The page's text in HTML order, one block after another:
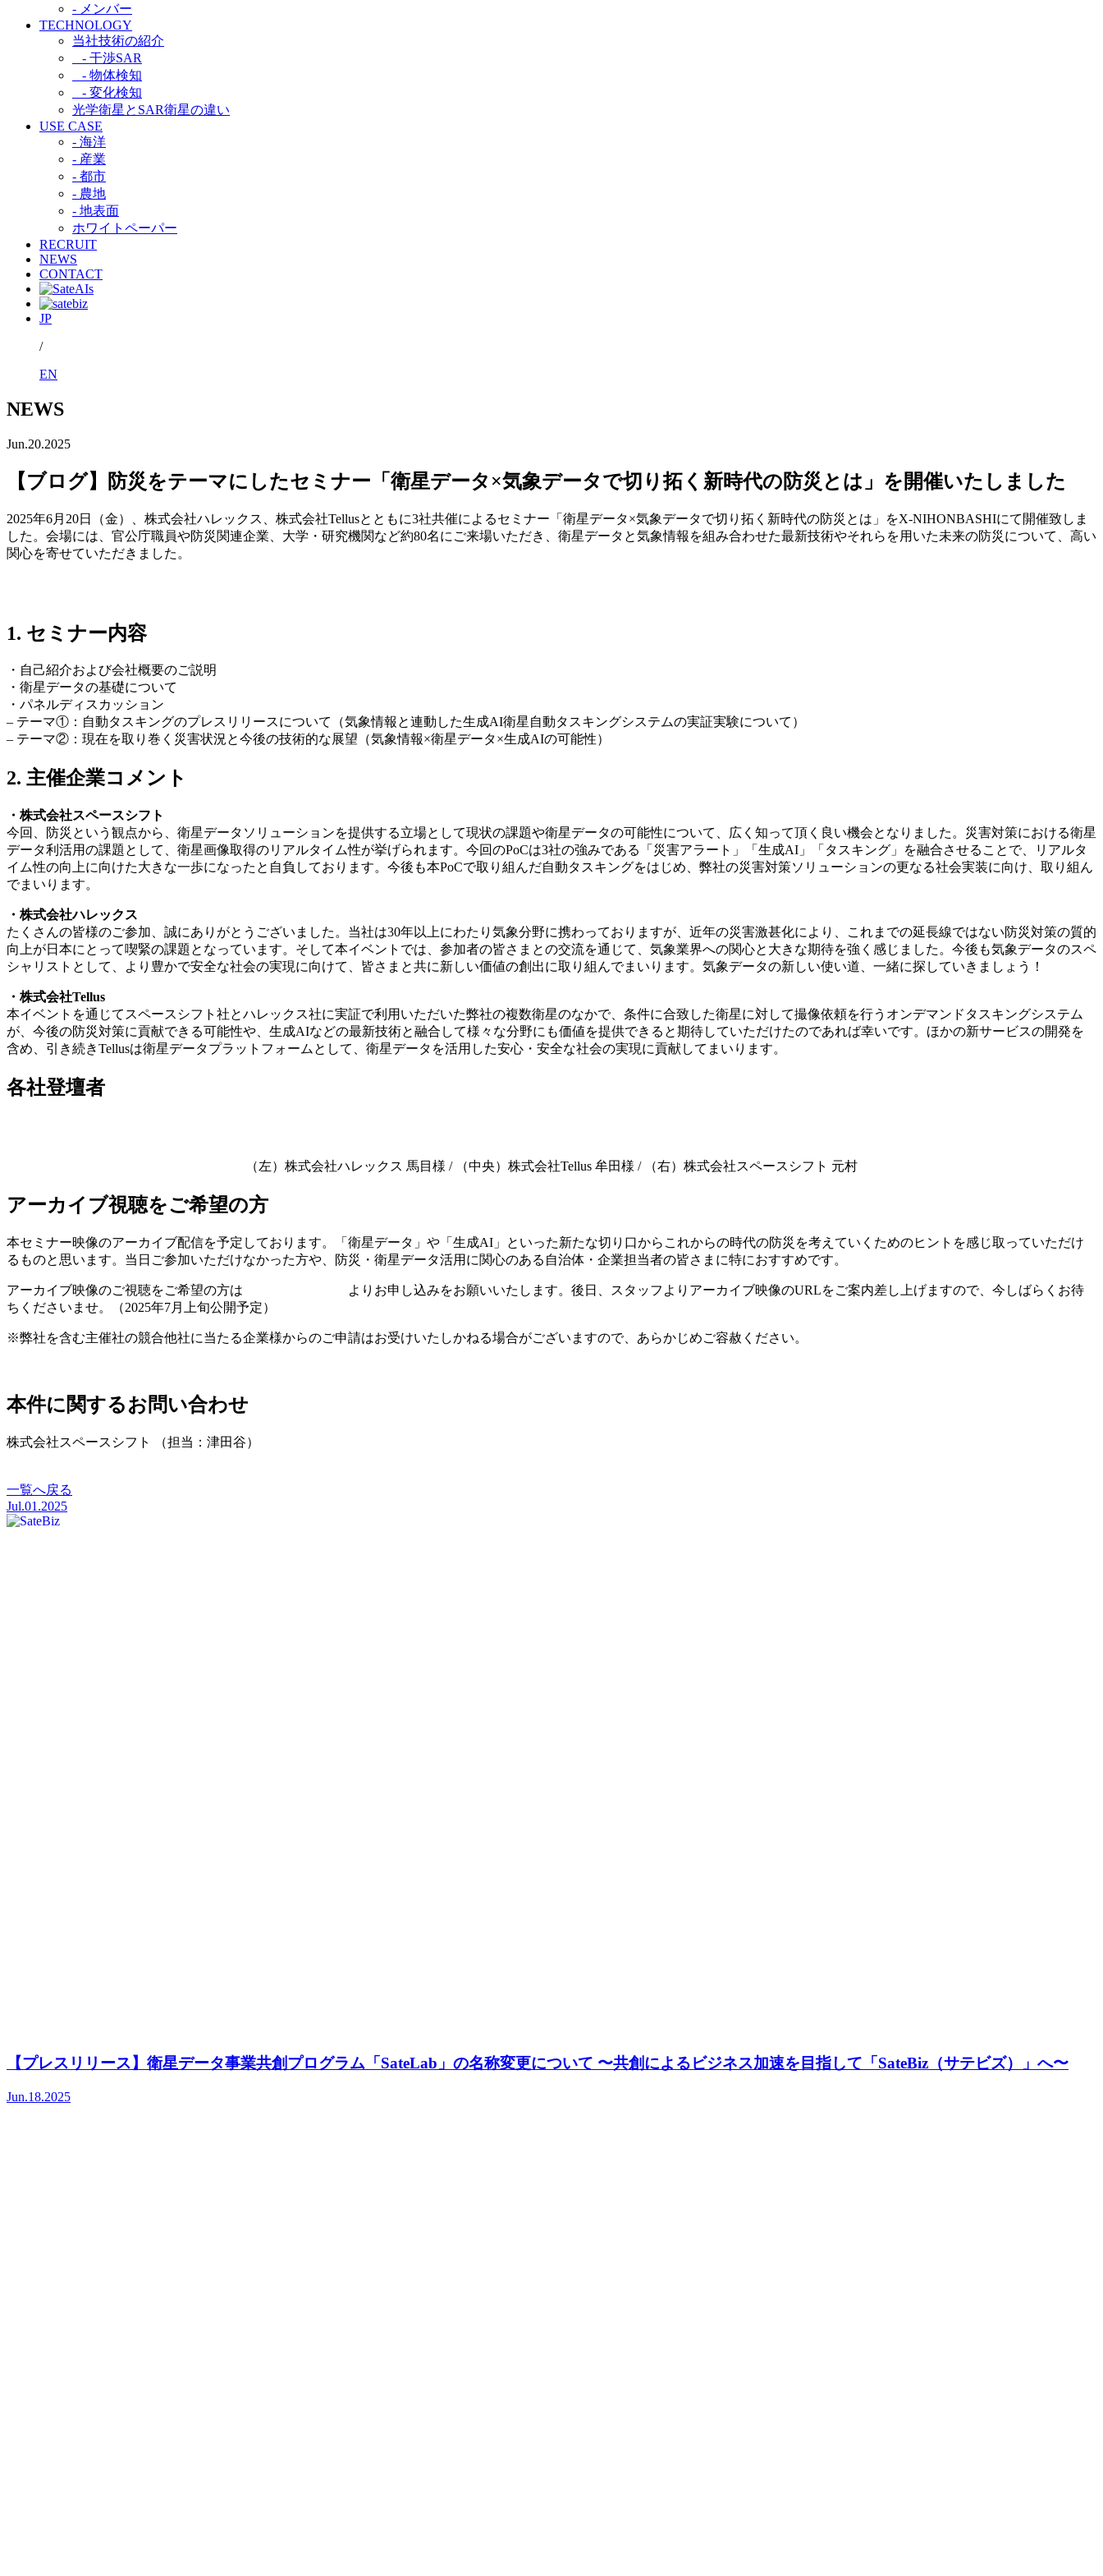
- メンバー
TECHNOLOGY
当社技術の紹介​
- 干渉SAR​
- 物体検知​
- 変化検知​
光学衛星とSAR衛星の違い​
USE CASE
- 海洋
- 産業
- 都市​
- 農地
- 地表面
ホワイトペーパー
RECRUIT
NEWS
CONTACT
JP
/
EN
NEWS
Jun.20.2025
【ブログ】防災をテーマにしたセミナー「衛星データ×気象データで切り拓く新時代の防災とは」を開催いたしました
2025年6月20日（金）、株式会社ハレックス、株式会社Tellusとともに3社共催によるセミナー「衛星データ×気象データで切り拓く新時代の防災とは」をX-NIHONBASHIにて開催致しま
した。会場には、官公庁職員や防災関連企業、大学・研究機関など約80名にご来場いただき、衛星データと気象情報を組み合わせた最新技術やそれらを用いた未来の防災について、高い
関心を寄せていただきました。
1. セミナー内容
・自己紹介および会社概要のご説明
・衛星データの基礎について
・ パネルディスカッション
– テーマ①： 自動タスキングのプレスリリースについて（気象情報と連動した生成AI衛星自動タスキングシステムの実証実験について ）
– テーマ②： 現在を取り巻く災害状況と今後の技術的な展望（気象情報×衛星データ×生成AIの可能性）
2. 主催企業コメント
・ 株式会社スペースシフト
今回、防災という観点から、衛星データソリューションを提供する立場として現状の課題や衛星データの可能性について、広く知って頂く良い機会となりました。災害対策における衛星
データ利活用の課題として、衛星画像取得のリアルタイム性が挙げられます。今回のPoCは3社の強みである 「災害アラート」「 生成AI 」「 タスキング」を融合させることで、リアルタ
イム性の向上に向けた大きな一歩になったと自負しております。今後も本PoCで取り組んだ自動タスキングをはじめ、弊社の災害対策ソリューションの更なる社会実装に向け、取り組ん
でまいります。
・ 株式会社ハレックス
たくさんの皆様のご参加、誠にありがとうございました。当社は30年以上にわたり気象分野に携わっておりますが、近年の災害激甚化により、これまでの延長線ではない防災対策の質的
向上が日本にとって喫緊の課題となっています。そして本イベントでは、参加者の皆さまとの交流を通じて、気象業界への関心と大きな期待を強く感じました。今後も気象データのスペ
シャリストとして、より豊かで安全な社会の実現に向けて、皆さまと共に新しい価値の創出に取り組んでまいります。気象データの新しい使い道、一緒に探していきましょう！
・ 株式会社Tellus
本イベントを通じてスペースシフト社とハレックス社に実証で利用いただいた弊社の複数衛星のなかで、条件に合致した衛星に対して撮像依頼を行うオンデマンドタスキングシステム
が、今後の防災対策に貢献できる可能性や、生成AIなどの最新技術と融合して様々な分野にも価値を提供できると期待していただけたのであれば幸いです。ほかの新サービスの開発を
含め、引き続きTellusは衛星データプラットフォームとして、衛星データを活用した安心・安全な社会の実現に貢献してまいります。
️各社登壇者
（左）株式会社ハレックス 馬目様 / （中央）株式会社Tellus 牟田様 / （右）株式会社スペースシフト 元村
アーカイブ視聴をご希望の方
本セミナー映像のアーカイブ配信を予定しております。「衛星データ」や「生成AI 」といった新たな切り口からこれからの時代の防災を考えていくためのヒントを感じ取っていただけ
るものと思います。当 日ご参加いただけなかった方や、防災・衛星データ活用に関心のある自治体・企業担当者の皆さまに特におすすめです。
アーカイブ映像のご視聴をご希望の方は
よりお申し込みをお願いいたします。後日、スタッフよりアーカイブ映像のURLをご案内差し上げますので、今しばらくお待
ちくださいませ。（2025年7月上旬公開予定）
※弊社を含む主催社の競合他社に当たる企業様からのご申請はお受けいたしかねる場合がございますので、あらかじめご容赦ください。
本件に関するお問い合わせ
株式会社スペースシフト （担当：津田谷）
一覧へ戻る
Jul.01.2025
【プレスリリース】衛星データ事業共創プログラム「SateLab」の名称変更について 〜共創によるビジネス加速を⽬指して「SateBiz（サテビズ）」へ〜
Jun.18.2025